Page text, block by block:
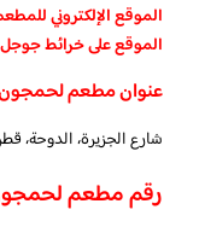
الموقع الإلكتروني
الموقع على خرائط جوجل
عنوان مطعم لحمجون
شارع الجزيرة، الدوحة،
رقم مطعم